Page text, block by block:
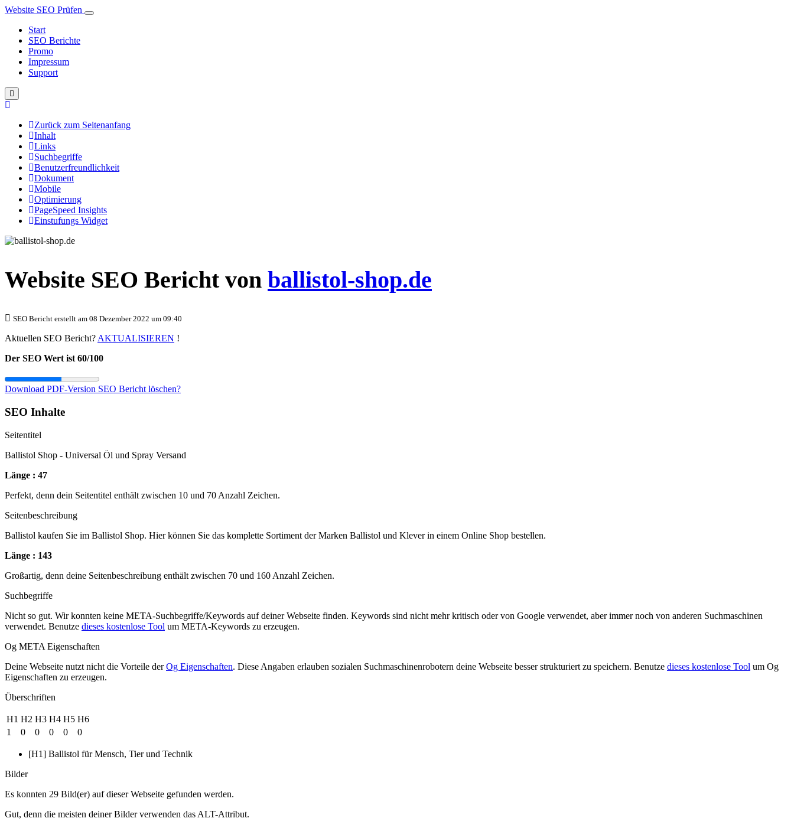
Website SEO Prüfen
Start
SEO Berichte
Promo
Impressum
Support
Zurück zum Seitenanfang
Inhalt
Links
Suchbegriffe
Benutzerfreundlichkeit
Dokument
Mobile
Optimierung
PageSpeed Insights
Einstufungs Widget
Website SEO Bericht von ballistol-shop.de
SEO Bericht erstellt am 08 Dezember 2022 um 09:40
Aktuellen SEO Bericht? AKTUALISIEREN !
Der SEO Wert ist 60/100
Download PDF-Version SEO Bericht löschen?
SEO Inhalte
Seitentitel
Ballistol Shop - Universal Öl und Spray Versand
Länge : 47
Perfekt, denn dein Seitentitel enthält zwischen 10 und 70 Anzahl Zeichen.
Seitenbeschreibung
Ballistol kaufen Sie im Ballistol Shop. Hier können Sie das komplette Sortiment der Marken Ballistol und Klever in einem Online Shop bestellen.
Länge : 143
Großartig, denn deine Seitenbeschreibung enthält zwischen 70 und 160 Anzahl Zeichen.
Suchbegriffe
Nicht so gut. Wir konnten keine META-Suchbegriffe/Keywords auf deiner Webseite finden. Keywords sind nicht mehr kritisch oder von Google verwendet, aber immer noch von anderen Suchmaschinen
verwendet. Benutze dieses kostenlose Tool um META-Keywords zu erzeugen.
Og META Eigenschaften
Deine Webseite nutzt nicht die Vorteile derOg Eigenschaften. Diese Angaben erlauben sozialen Suchmaschinenrobotern deine Webseite besser strukturiert zu speichern. Benutze dieses kostenlose Tool um Og
Eigenschaften zu erzeugen.
Überschriften
H1 H2 H3 H4 H5 H6
1
0 0 0 0 0
[H1] Ballistol für Mensch, Tier und Technik
Bilder
Es konnten 29 Bild(er) auf dieser Webseite gefunden werden.
Gut, denn die meisten deiner Bilder verwenden das ALT-Attribut.